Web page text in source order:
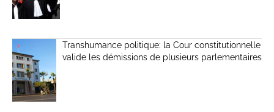
Transhumance politique: la Cour constitutionnelle
valide les démissions de plusieurs parlementaires